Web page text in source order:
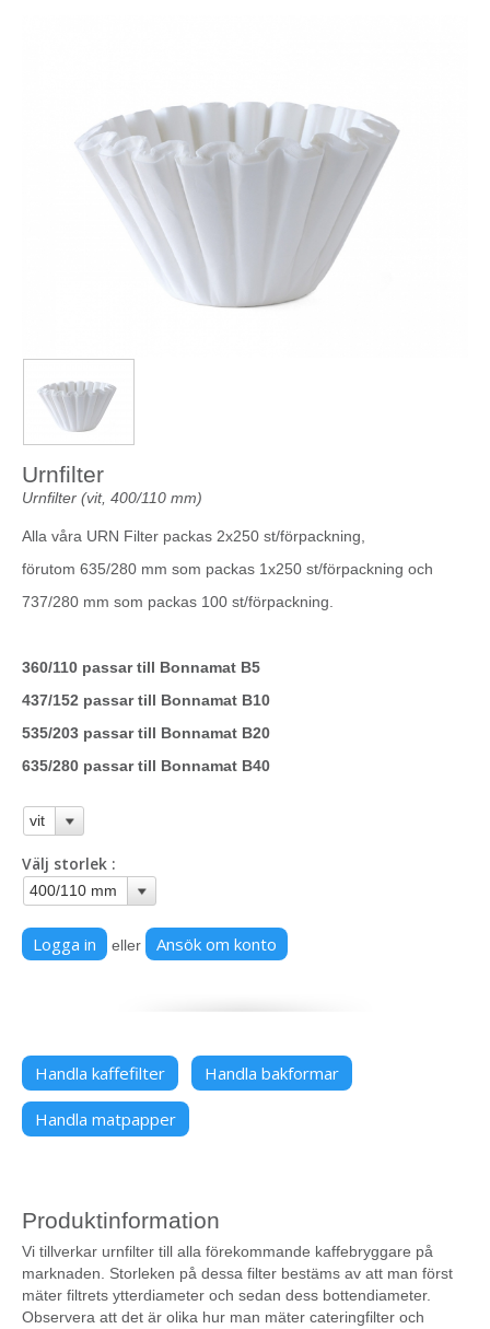
Urnfilter
Urnfilter (vit, 400/110 mm)
Alla våra URN Filter packas 2x250 st/förpackning,
förutom 635/280 mm som packas 1x250 st/förpackning och
737/280 mm som packas 100 st/förpackning.
360/110 passar till Bonnamat B5
437/152 passar till Bonnamat B10
535/203 passar till Bonnamat B20
635/280 passar till Bonnamat B40
Välj storlek
Logga in eller Ansök om konto
Handla kaffefilter Handla bakformar
Handla matpapper
Produktinformation
Vi tillverkar urnfilter till alla förekommande kaffebryggare på
marknaden. Storleken på dessa filter bestäms av att man först
mäter filtrets ytterdiameter och sedan dess bottendiameter.
Observera att det är olika hur man mäter cateringfilter och